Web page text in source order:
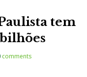
tem
comments